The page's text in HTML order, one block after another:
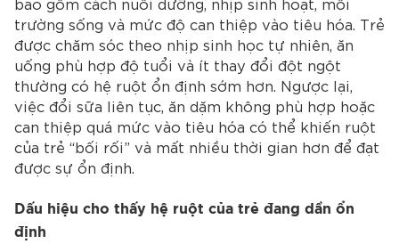
trường sống và mức độ can thiệp vào tiêu hóa. Trẻ
được chăm sóc theo nhịp sinh học tự nhiên, ăn
uống phù hợp độ tuổi và ít thay đổi đột ngột
thường có hệ ruột ổn định sớm hơn. Ngược lại,
việc đổi sữa liên tục, ăn dặm không phù hợp hoặc
can thiệp quá mức vào tiêu hóa có thể khiến ruột
của trẻ “bối rối” và mất nhiều thời gian hơn để đạt
được sự ổn định.
Dấu hiệu cho thấy hệ ruột của trẻ đang dần ổn
định